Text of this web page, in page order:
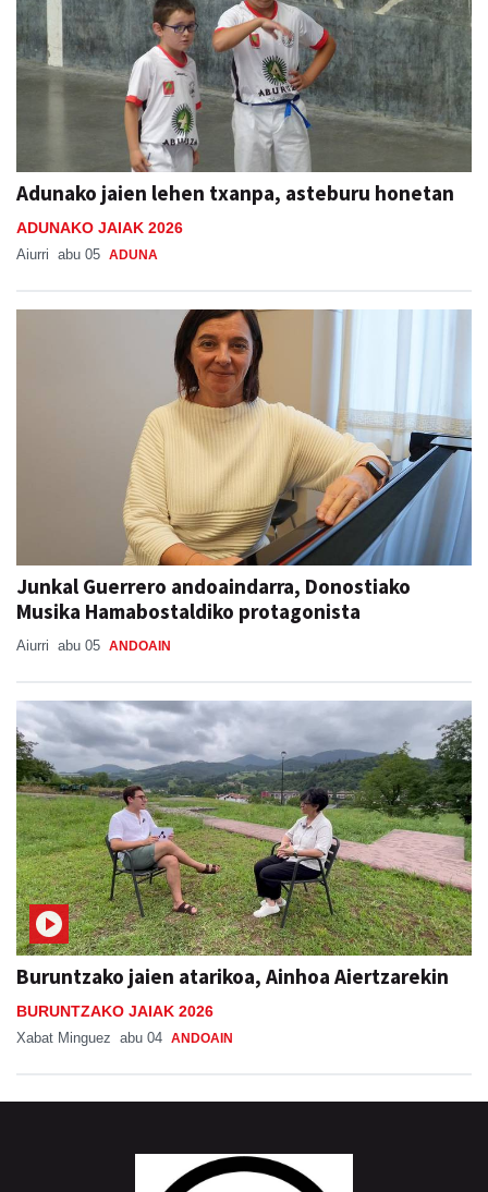
Adunako jaien lehen txanpa, asteburu honetan
ADUNAKO JAIAK 2026
Aiurri abu 05 ADUNA
Junkal Guerrero andoaindarra, Donostiako
Musika Hamabostaldiko protagonista
Aiurri abu 05 ANDOAIN
Buruntzako jaien atarikoa, Ainhoa Aiertzarekin
BURUNTZAKO JAIAK 2026
Xabat Minguez abu 04 ANDOAIN